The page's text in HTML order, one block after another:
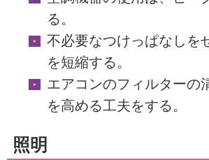
る。
不必要なつけっぱなしを
を短縮する。
エアコンのフィルターの
を高める工夫をする。
照明